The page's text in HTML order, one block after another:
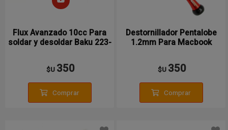
Flux Avanzado 10cc Para
soldar y desoldar Baku 223-
$U 350
Comprar
Destornillador Pentalobe
1.2mm Para Macbook
$U 350
Comprar